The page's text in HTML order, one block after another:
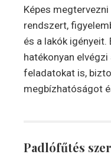
Képes
rendszert,
és a lakók
hatékonyan
feladatokat is,
megbízhatóságot
Padlófűtés